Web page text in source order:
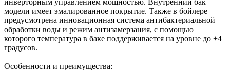
инверторным управлением мощностью. Внутренний бак
модели имеет эмалированное покрытие. Также в бойлере
предусмотрена инновационная система антибактериальной
обработки воды и режим антизамерзания, с помощью
которого температура в баке поддерживается на уровне до +4
градусов.
Особенности и преимущества: